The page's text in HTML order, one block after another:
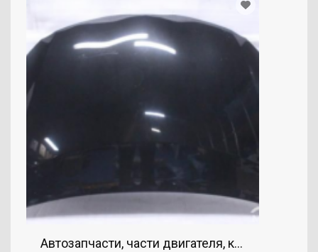
Автозапчасти, части двигателя, капот, TOYOTA